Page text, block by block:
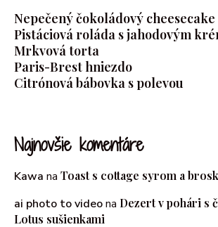
Nepečený čokoládový cheesecake
Pistáciová roláda s jahodovým
Mrkvová torta
Paris-Brest hniezdo
Citrónová bábovka s polevou
Najnovšie komentáre
Kawa na Toast s cottage syrom a
ai photo to videona Dezert v pohári s
Lotus sušienkami